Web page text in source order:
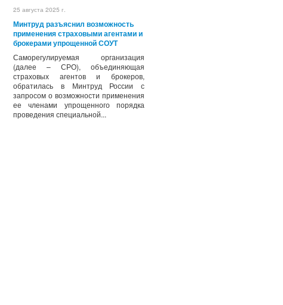
25 августа 2025 г.
Минтруд разъяснил возможность
применения страховыми агентами и
брокерами упрощенной СОУТ
Саморегулируемая организация
(далее – СРО), объединяющая
страховых агентов и брокеров,
обратилась в Минтруд России с
запросом о возможности применения
ее членами упрощенного порядка
проведения специальной...